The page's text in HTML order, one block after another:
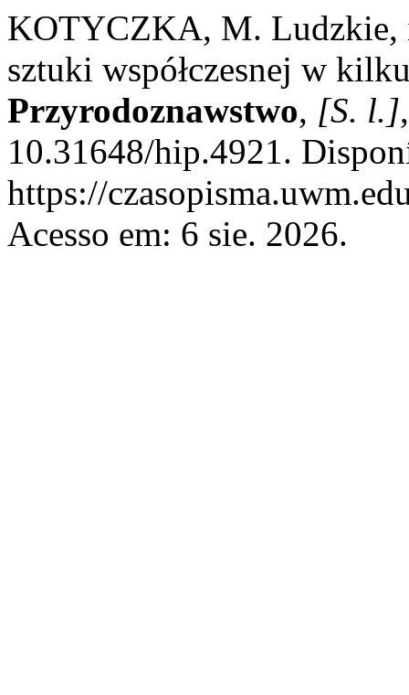
KOTYCZKA, M. Ludzkie,
sztuki współczesnej w
Przyrodoznawstwo, [S. l.]
10.31648/hip.4921.
https://
Acesso em: 6 sie. 2026.